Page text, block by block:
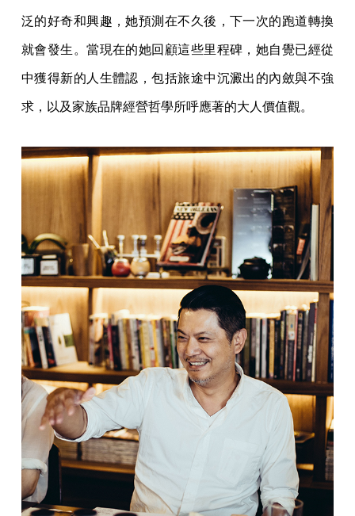
泛的好奇和興趣，她預測在不久後，下一次的跑道轉換
就會發生。當現在的她回顧這些里程碑，她自覺已經從
中獲得新的人生體認，包括旅途中沉澱出的內斂與不強
求，以及家族品牌經營哲學所呼應著的大人價值觀。